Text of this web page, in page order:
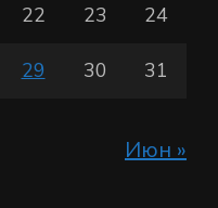
22 23 24
29 30 31
Июн »